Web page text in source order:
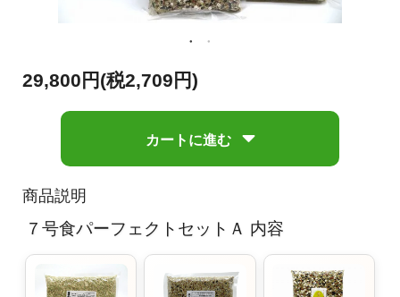
29,800円(税2,709円)
カートに進む
商品説明
７号食パーフェクトセットＡ 内容